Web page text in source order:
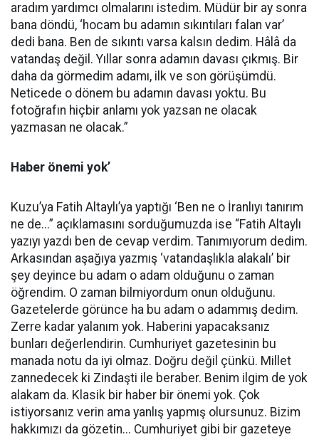
aradım yardımcı olmalarını istedim. Müdür bir ay sonra
bana döndü, ‘hocam bu adamın sıkıntıları falan var’
dedi bana. Ben de sıkıntı varsa kalsın dedim. Hâlâ da
vatandaş değil. Yıllar sonra adamın davası çıkmış. Bir
daha da görmedim adamı, ilk ve son görüşümdü.
Neticede o dönem bu adamın davası yoktu. Bu
fotoğrafın hiçbir anlamı yok yazsan ne olacak
yazmasan ne olacak.”
Haber önemi yok’
Kuzu’ya Fatih Altaylı’ya yaptığı ‘Ben ne o İranlıyı tanırım
ne de...” açıklamasını sorduğumuzda ise “Fatih Altaylı
yazıyı yazdı ben de cevap verdim. Tanımıyorum dedim.
Arkasından aşağıya yazmış ‘vatandaşlıkla alakalı’ bir
şey deyince bu adam o adam olduğunu o zaman
öğrendim. O zaman bilmiyordum onun olduğunu.
Gazetelerde görünce ha bu adam o adammış dedim.
Zerre kadar yalanım yok. Haberini yapacaksanız
bunları değerlendirin. Cumhuriyet gazetesinin bu
manada notu da iyi olmaz. Doğru değil çünkü. Millet
zannedecek ki Zindaşti ile beraber. Benim ilgim de yok
alakam da. Klasik bir haber bir önemi yok. Çok
istiyorsanız verin ama yanlış yapmış olursunuz. Bizim
hakkımızı da gözetin... Cumhuriyet gibi bir gazeteye